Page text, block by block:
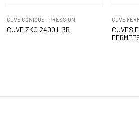
CUVE CONIQUE + PRESSION
CUVE ZKG 2400 L 3B
CUVE
CUVES